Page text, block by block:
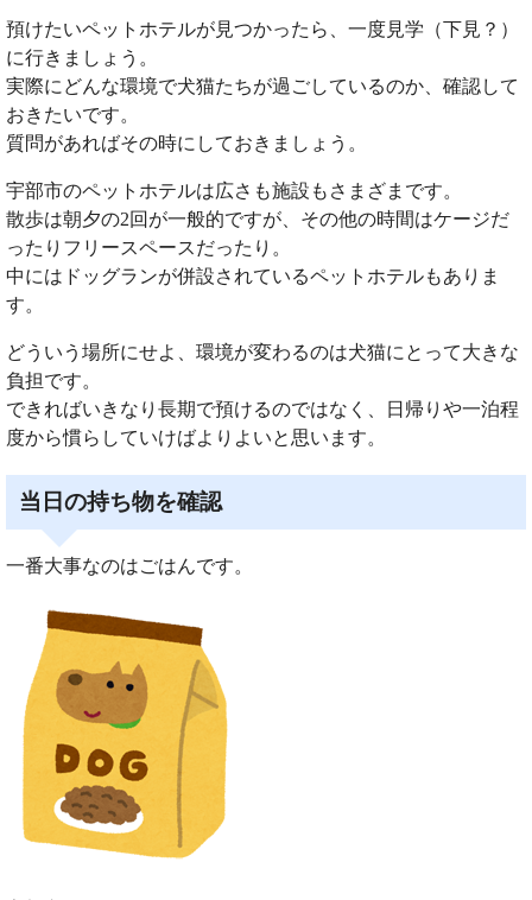
預けたいペットホテルが見つかったら、一度見学（下見？）
に行きましょう。
実際にどんな環境で犬猫たちが過ごしているのか、確認して
おきたいです。
質問があればその時にしておきましょう。
宇部市のペットホテルは広さも施設もさまざまです。
散歩は朝夕の2回が一般的ですが、その他の時間はケージだ
ったりフリースペースだったり。
中にはドッグランが併設されているペットホテルもありま
す。
どういう場所にせよ、環境が変わるのは犬猫にとって大きな
負担です。
できればいきなり長期で預けるのではなく、日帰りや一泊程
度から慣らしていけばよりよいと思います。
当日の持ち物を確認
一番大事なのはごはんです。